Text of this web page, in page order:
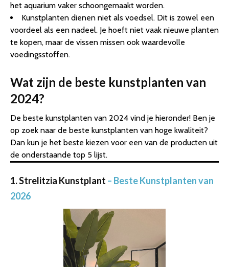
het aquarium vaker schoongemaakt worden.
Kunstplanten dienen niet als voedsel. Dit is zowel een
voordeel als een nadeel. Je hoeft niet vaak nieuwe planten
te kopen, maar de vissen missen ook waardevolle
voedingsstoffen.
Wat zijn de beste kunstplanten van
2024?
De beste kunstplanten van 2024 vind je hieronder! Ben je
op zoek naar de beste kunstplanten van hoge kwaliteit?
Dan kun je het beste kiezen voor een van de producten uit
de onderstaande top 5 lijst.
1. Strelitzia Kunstplant – Beste Kunstplanten van
2026